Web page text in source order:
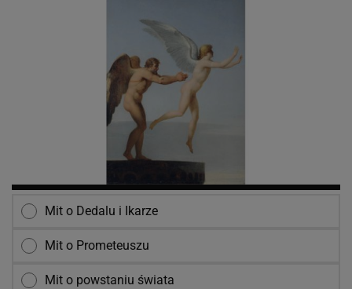
Mit o Dedalu i Ikarze
Mit o Prometeuszu
Mit o powstaniu świata